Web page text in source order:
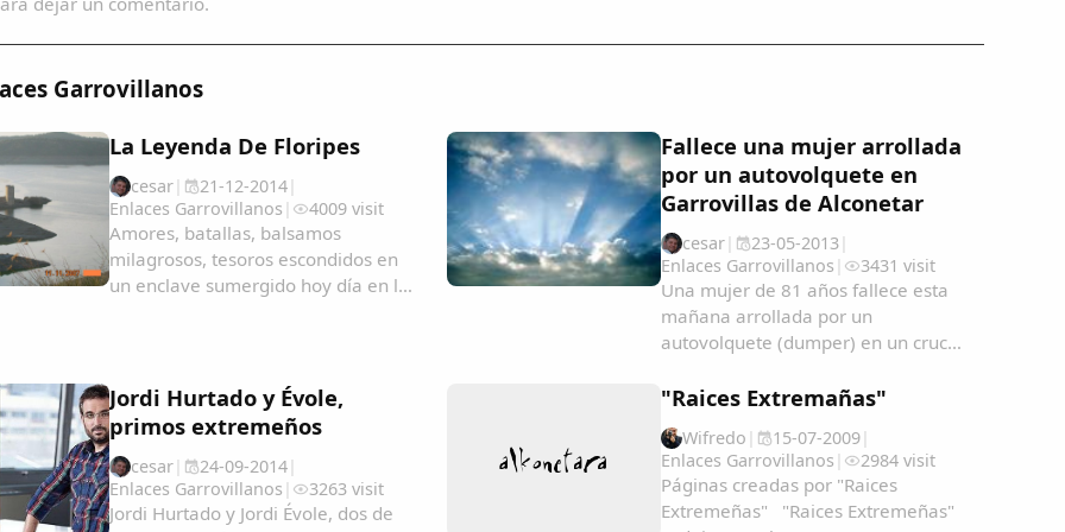
Garrovillanos
La Leyenda De Floripes
cesar| 21-12-2014|
Enlaces Garrovillanos | 4009 visit
Amores, batallas, balsamos
milagrosos, tesoros escondidos en
un enclave sumergido hoy día en las
construida sobre los restos de otra
romana anterior...
Fallece una mujer arrollada
por un autovolquete en
Garrovillas de Alconetar
cesar| 23-05-2013|
Enlaces Garrovillanos | 3431 visit
Una mujer de 81 años fallece esta
mañana arrollada por un
autovolquete (dumper) en un cruce
Alconetar, según informa el servicio
Extremadura.El accidente se ha
producido a las 9.30 de la mañana
en...
Jordi Hurtado y Évole,
primos extremeños
cesar| 24-09-2014|
Enlaces Garrovillanos | 3263 visit
Jordi Hurtado y Jordi Évole, dos de
"Raices Extremañas"
Wifredo | 15-07-2009|
Enlaces Garrovillanos | 2984 visit
Páginas creadas por "Raices
Extremeñas" "Raices Extremeñas"